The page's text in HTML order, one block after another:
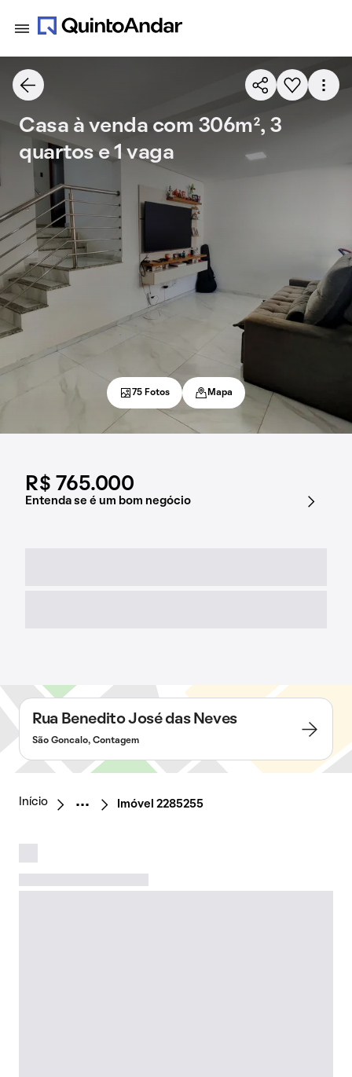
R$ 765.000
Entenda se é um bom negócio
Casa à venda com 306m², 3
quartos e 1 vaga
75 Fotos Mapa
Rua Benedito José das Neves
São Goncalo, Contagem
Início Imóvel 2285255